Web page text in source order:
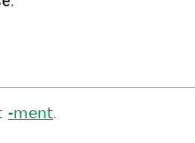
-ment.